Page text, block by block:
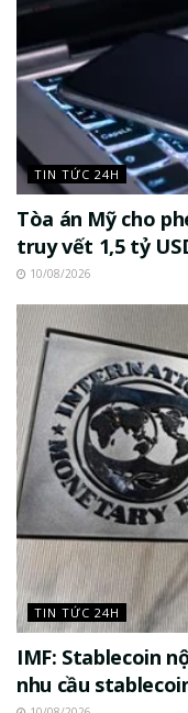
TIN TỨC 24H
Tòa án Mỹ cho
truy vết 1,5 tỷ
10/08/2026
TIN TỨC 24H
IMF: Stablecoin
nhu cầu